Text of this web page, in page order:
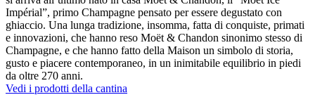
Impérial”, primo Champagne pensato per essere degustato con
ghiaccio. Una lunga tradizione, insomma, fatta di conquiste, primati
e innovazioni, che hanno reso Moët & Chandon sinonimo stesso di
Champagne, e che hanno fatto della Maison un simbolo di storia,
gusto e piacere contemporaneo, in un inimitabile equilibrio in piedi
da oltre 270 anni.
Vedi i prodotti della cantina